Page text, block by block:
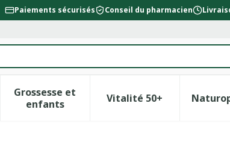
Paiements sécurisés Conseil du pharmacien
catégorie Beauté, soins et hygiène
sous-menu pour la catégorie Régime,
Grossesse et
enfants
Afficher le sous-menu pour la
Vitalité 50+Afficher le sous-